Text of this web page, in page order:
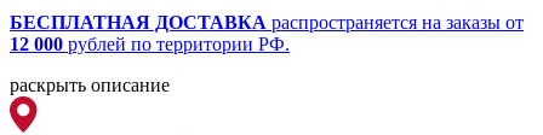
БЕСПЛАТНАЯ ДОСТАВКА распространяется на заказы от
12 000 рублей по территории РФ.
раскрыть описание